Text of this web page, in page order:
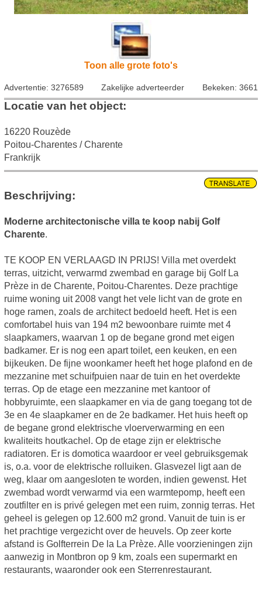
Toon alle grote foto's
Advertentie: 3276589 Zakelijke adverteerder Bekeken: 3661
Locatie van het object:
16220 Rouzède
Poitou-Charentes / Charente
Frankrijk
Beschrijving:
Moderne architectonische villa te koop nabij Golf
Charente.
TE KOOP EN VERLAAGD IN PRIJS! Villa met overdekt
terras, uitzicht, verwarmd zwembad en garage bij Golf La
Prèze in de Charente, Poitou-Charentes. Deze prachtige
ruime woning uit 2008 vangt het vele licht van de grote en
hoge ramen, zoals de architect bedoeld heeft. Het is een
comfortabel huis van 194 m2 bewoonbare ruimte met 4
slaapkamers, waarvan 1 op de begane grond met eigen
badkamer. Er is nog een apart toilet, een keuken, en een
bijkeuken. De fijne woonkamer heeft het hoge plafond en de
mezzanine met schuifpuien naar de tuin en het overdekte
terras. Op de etage een mezzanine met kantoor of
hobbyruimte, een slaapkamer en via de gang toegang tot de
3e en 4e slaapkamer en de 2e badkamer. Het huis heeft op
de begane grond elektrische vloerverwarming en een
kwaliteits houtkachel. Op de etage zijn er elektrische
radiatoren. Er is domotica waardoor er veel gebruiksgemak
is, o.a. voor de elektrische rolluiken. Glasvezel ligt aan de
weg, klaar om aangesloten te worden, indien gewenst. Het
zwembad wordt verwarmd via een warmtepomp, heeft een
zoutfilter en is privé gelegen met een ruim, zonnig terras. Het
geheel is gelegen op 12.600 m2 grond. Vanuit de tuin is er
het prachtige vergezicht over de heuvels. Op zeer korte
afstand is Golfterrein De la La Prèze. Alle voorzieningen zijn
aanwezig in Montbron op 9 km, zoals een supermarkt en
restaurants, waaronder ook een Sterrenrestaurant.